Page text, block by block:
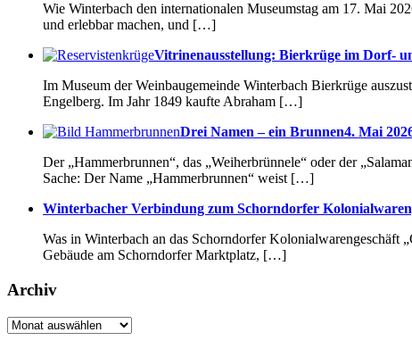
Wie Winterbach den internationalen Museumstag am 17. Mai
und erlebbar machen, und […]
Vitrinenausstellung: Bierkrüge im Dorf-
Im Museum der Weinbaugemeinde Winterbach Bierkrüge
Engelberg. Im Jahr 1849 kaufte Abraham […]
Drei Namen – ein Brunnen4. Mai
Der „Hammerbrunnen“, das „Weiherbrünnele“ oder der
Sache: Der Name „Hammerbrunnen“ weist […]
Winterbacher Verbindung zum Schorndorfer
Was in Winterbach an das Schorndorfer Kolonialwarengeschäft
Gebäude am Schorndorfer Marktplatz, […]
Archiv
Archiv